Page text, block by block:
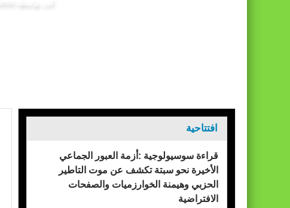
افتتاحية
قراءة سوسيولوجية :أزمة العبور الجماعي
الأخيرة نحو سبتة تكشف عن موت التاطير
الحزبي وهيمنة الخوارزميات والصفحات
الافتراضية